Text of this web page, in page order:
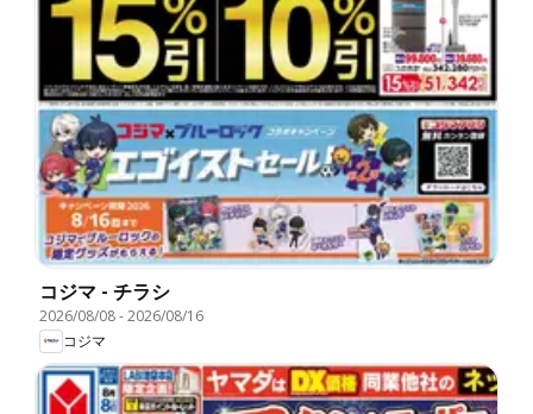
コジマ - チラシ
2026/08/08-2026/08/16
コジマ